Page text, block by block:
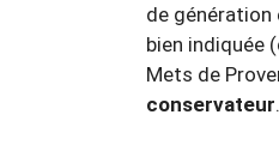
de génération
bien indiquée
Mets de
conservateur.